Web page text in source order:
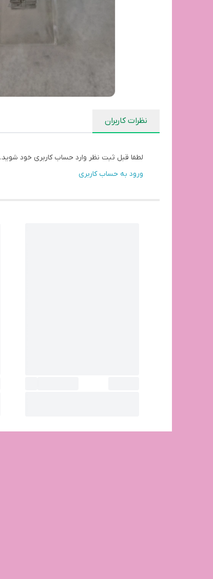
نظرات کاربران
لطفا قبل ثبت نظر وارد حساب کاربری خود شوید.
ورود به حساب کاربری